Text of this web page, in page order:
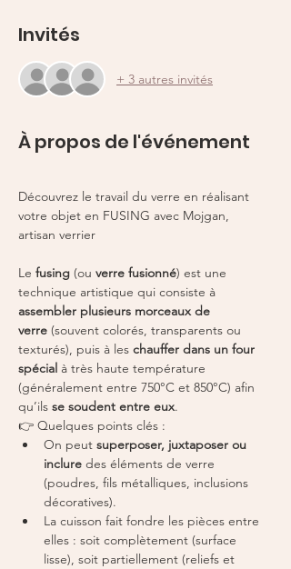
Invités
+ 3 autres invités
À propos de l'événement
Découvrez le travail du verre en réalisant
votre objet en FUSING avec Mojgan,
artisan verrier
Le fusing (ou verre fusionné) est une
technique artistique qui consiste à
assembler plusieurs morceaux de
verre (souvent colorés, transparents ou
texturés), puis à les chauffer dans un four
spécial à très haute température
(généralement entre 750°C et 850°C) afin
qu’ils se soudent entre eux.
👉 Quelques points clés :
On peut superposer, juxtaposer ou
inclure des éléments de verre
(poudres, fils métalliques, inclusions
décoratives).
La cuisson fait fondre les pièces entre
elles : soit complètement (surface
lisse), soit partiellement (reliefs et